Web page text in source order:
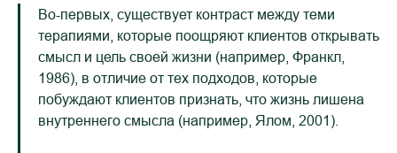
Во-первых, существует контраст между теми
терапиями, которые поощряют клиентов открывать
смысл и цель своей жизни (например, Франкл,
1986), в отличие от тех подходов, которые
побуждают клиентов признать, что жизнь лишена
внутреннего смысла (например, Ялом, 2001).